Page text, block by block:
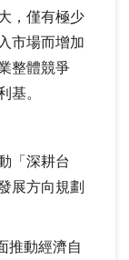
，僅有極少
市場而增加
整體競爭
基。
「深耕台
展方向規劃
推動經濟自